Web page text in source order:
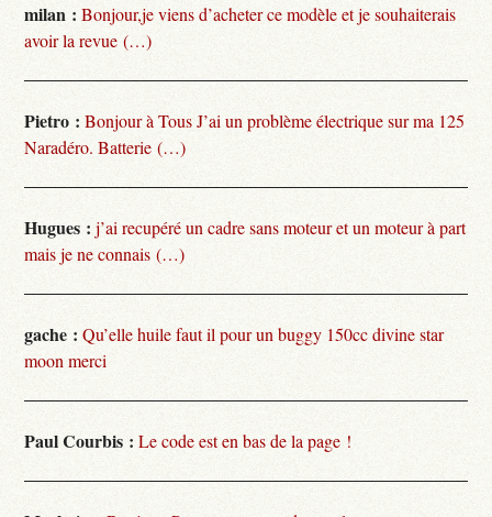
milan : Bonjour,je viens d’acheter ce modèle et je souhaiterais
avoir la revue (…)
Pietro : Bonjour à Tous J’ai un problème électrique sur ma 125
Naradéro. Batterie (…)
Hugues : j’ai recupéré un cadre sans moteur et un moteur à part
mais je ne connais (…)
gache : Qu’elle huile faut il pour un buggy 150cc divine star
moon merci
Paul Courbis : Le code est en bas de la page !